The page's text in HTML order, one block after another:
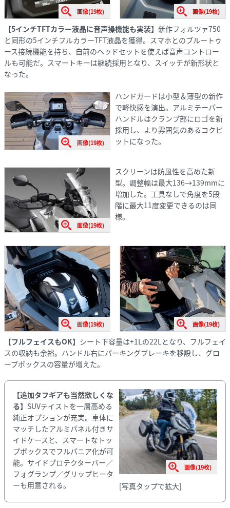
画像(19枚) 画像(19枚)
【5インチTFTカラー液晶に音声操機能も実装】 新作フォルツァ750
と同形の5インチフルカラーTFT液晶を獲得。スマホとのブルートゥ
ース接続機能を持ち、自前のヘッドセットを使えば音声コントロー
ルも可能だ。スマートキーは継続採用となり、スイッチが新形状と
なった。
画像(19枚)
ハンドガードは小型＆薄型の新作
で軽快感を演出。アルミテーパー
ハンドルはクランプ部にロゴを新
採用し、より雰囲気のあるコクピ
ットになった。
画像(19枚)
スクリーンは防風性を高めた新
型。調整幅は最大136→139mmに
増加した。工具なしで角度を5段
階に最大11度変更できるのは同
様。
画像(19枚) 画像(19枚)
【フルフェイスもOK】 シート下容量は+1Lの22Lとなり、フルフェイ
スの収納も余裕。ハンドル右にパーキングブレーキを移設し、グロ
ーブボックスの容量が増えた。
画像(19枚)
[写真タップで拡大]
【追加タフギアも当然欲しくな
る】 SUVテイストを一層高める
純正オプションが充実。車体に
マッチしたアルミパネル付きサ
イドケースと、スマートなトッ
プボックスでフルパニア化が可
能。サイドプロテクターバー／
フォグランプ／グリップヒータ
ーも用意される。